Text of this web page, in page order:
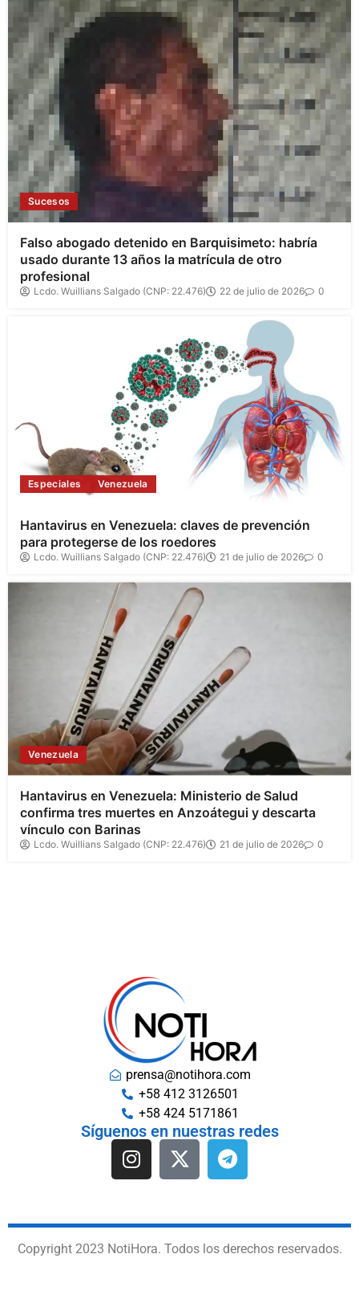
Sucesos
Falso abogado detenido en Barquisimeto: habría
usado durante 13 años la matrícula de otro
profesional
Lcdo. Wuillians Salgado (CNP: 22.476) 22 de julio de 2026 0
Especiales Venezuela
Hantavirus en Venezuela: claves de prevención
para protegerse de los roedores
Lcdo. Wuillians Salgado (CNP: 22.476) 21 de julio de 2026 0
Venezuela
Hantavirus en Venezuela: Ministerio de Salud
confirma tres muertes en Anzoátegui y descarta
vínculo con Barinas
Lcdo. Wuillians Salgado (CNP: 22.476) 21 de julio de 2026 0
prensa@notihora.com
+58 412 3126501
+58 424 5171861
Síguenos en nuestras redes
Copyright 2023 NotiHora. Todos los derechos reservados.